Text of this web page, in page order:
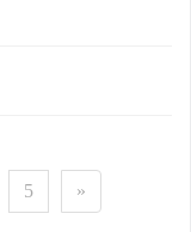
5 »